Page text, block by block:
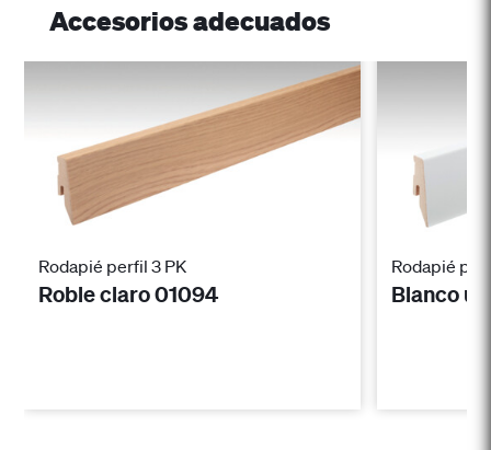
Accesorios adecuados
Rodapié perfil 3 PK
Roble claro 01094
Rodapié
Blanco